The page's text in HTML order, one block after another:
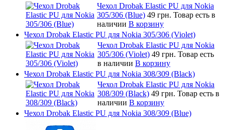
Чехол Drobak Elastic PU для Nokia
305/306 (Blue) 49 грн. Товар есть в
наличии В корзину
Чехол Drobak Elastic PU для Nokia 305/306 (Violet)
Чехол Drobak Elastic PU для Nokia
305/306 (Violet) 49 грн. Товар есть
в наличии В корзину
Чехол Drobak Elastic PU для Nokia 308/309 (Black)
Чехол Drobak Elastic PU для Nokia
308/309 (Black) 49 грн. Товар есть в
наличии В корзину
Чехол Drobak Elastic PU для Nokia 308/309 (Blue)